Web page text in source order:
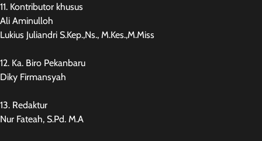
11. Kontributor khusus
Ali Aminulloh
Lukius Juliandri S.Kep.,Ns., M.Kes.,M.Miss
12. Ka. Biro Pekanbaru
Diky Firmansyah
13. Redaktur
Nur Fateah, S.Pd. M.A